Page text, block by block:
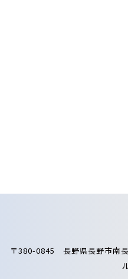
〒380-0845 長野県長野市南